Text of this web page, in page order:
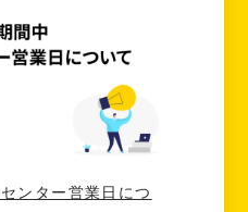
ンター営業日につ